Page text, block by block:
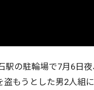
の駐輪場で7月6日夜
盗もうとした男2人組に